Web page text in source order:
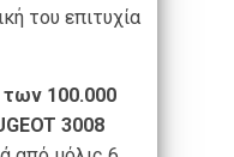
του επιτυχία
100.000
3008